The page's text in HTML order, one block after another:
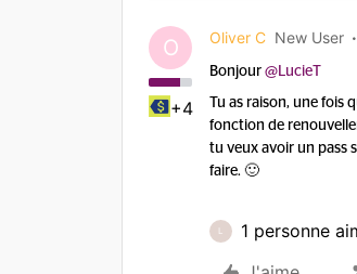
O
+4
Oliver C New User
Bonjour ​ @LucieT
Tu as raison, une fois
fonction de
tu veux avoir un pass
faire. 🙂
L
1 personne